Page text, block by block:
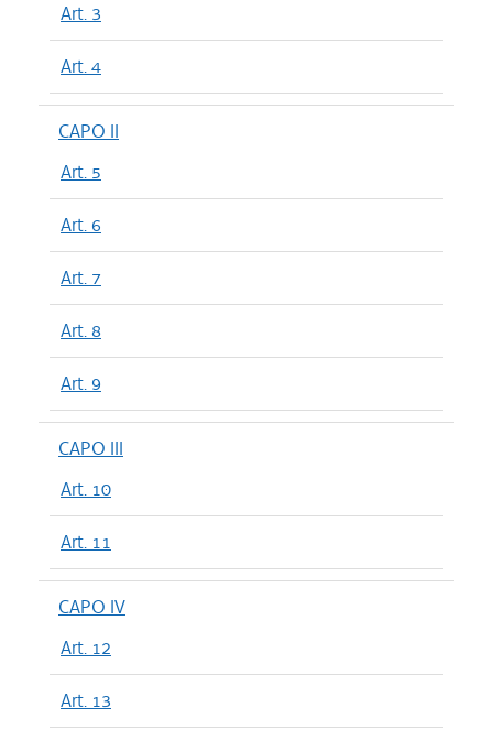
Art. 3
Art. 4
CAPO II
Art. 5
Art. 6
Art. 7
Art. 8
Art. 9
CAPO III
Art. 10
Art. 11
CAPO IV
Art. 12
Art. 13